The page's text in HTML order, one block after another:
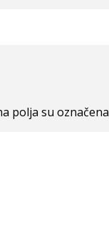
polja su označena